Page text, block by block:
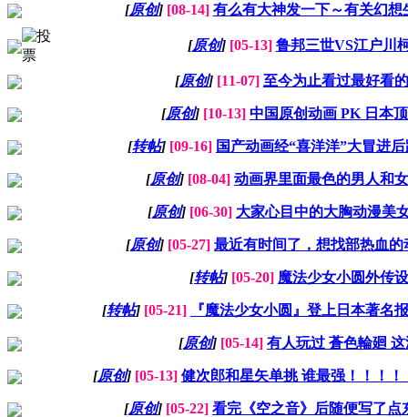
[原创] [08-14] 有么有大神发一下～有关幻想
[原创] [05-13] 鲁邦三世VS江户川
[原创] [11-07] 至今为止看过最好看
[原创] [10-13] 中国原创动画 PK 日本
[转帖] [09-16] 国产动画经“喜洋洋”大冒进
[原创] [08-04] 动画界里面最色的男人和
[原创] [06-30] 大家心目中的大胸动漫美
[原创] [05-27] 最近有时间了，想找部热血的
[转帖] [05-20] 魔法少女小圆外传
[转帖] [05-21] 『魔法少女小圆』登上日本著名
[原创] [05-14] 有人玩过 蒼色輪廻
[原创] [05-13] 健次郎和星矢单挑 谁最强！！！
[原创] [05-22] 看完《空之音》后随便写了点